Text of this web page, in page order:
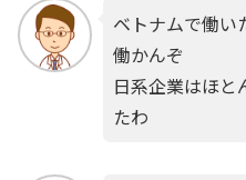
ベトナムで働い
働かんぞ
日系企業はほと
たわ